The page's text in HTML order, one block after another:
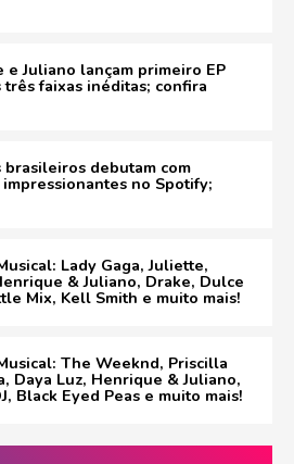
e Juliano lançam primeiro EP
três faixas inéditas; confira
brasileiros debutam com
no Spotify;
Lady Gaga, Juliette,
& Juliano, Drake, Dulce
Mix, Kell Smith e muito mais!
The Weeknd, Priscilla
Daya Luz, Henrique & Juliano,
Black Eyed Peas e muito mais!